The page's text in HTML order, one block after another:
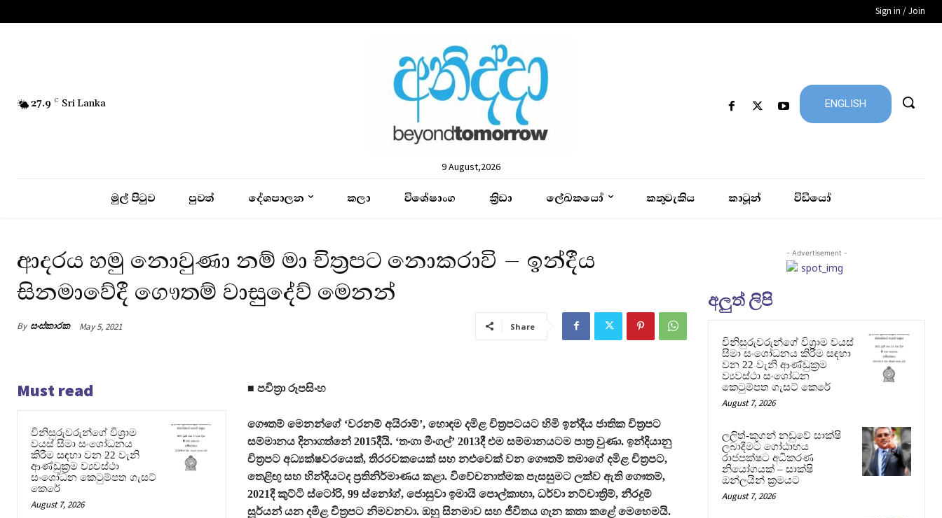
Sign in / Join
27.9 C Sri Lanka
9 August,2026
ENGLISH
මුල් පිටුව පුවත් දේශපාලන කලා විශේෂාංග ක්‍රිඩා ලේඛකයෝ කතුවැකිය කාටූන් විඩීයෝ
ආදරය හමු නොවුණා නම් මා චිත්‍රපට නොකරාවි – ඉන්දීය
සිනමාවේදී ගෞතම් වාසුදේව් මෙනන්
By සංස්කාරක May 5, 2021 Share
Must read
විනිසුරුවරුන්ගේ විශ්‍රාම
වයස් සීමා සංශෝධනය
කිරීම සඳහා වන 22 වැනි
ආණ්ඩුක්‍රම ව්‍යවස්ථා
සංශෝධන කෙටුම්පත ගැසට්
කෙරේ
August 7, 2026
■ පවිත්‍රා රූපසිංහ
ගෞතම් මෙනන්ගේ ‘වරනම් අයිරාම්’, හොඳම දමිළ චිත්‍රපටයට හිමි ඉන්දීය ජාතික චිත්‍රපට
සම්මානය දිනාගත්නේ 2015දීයි. ‘තංගා මීංගල්’ 2013දී එම සම්මානයටම පාත්‍ර වුණා. ඉන්දියානු
චිත්‍රපට අධ්‍යක්ෂවරයෙක්, තිරරචකයෙක් සහ නළුවෙක් වන ගෞතම් තමාගේ දමිළ චිත්‍රපට,
තෙළිඟු සහ හින්දියටද ප්‍රතිනිර්මාණය කළා. විවේචනාත්මක පැසසුමට ලක්ව ඇති ගෞතම්,
2021දී කුට්ටි ස්ටෝරි, 99 ස්නෝග්, ජොසුවා ඉමායි පොල්කාහා, ධර්වා නට්චාත්‍රිම්, නීරදුම්
සූර්යන් යන දමිළ චිත්‍රපට නිමවනවා. ඔහු සිනමාව සහ ජීවිතය ගැන කතා කළේ මෙහෙමයි.
- Advertisement -
අලුත් ලිපි
විනිසුරුවරුන්ගේ විශ්‍රාම වයස්
සීමා සංශෝධනය කිරීම සඳහා
වන 22 වැනි ආණ්ඩුක්‍රම
ව්‍යවස්ථා සංශෝධන
කෙටුම්පත ගැසට් කෙරේ
August 7, 2026
ලලිත්-කූගන් නඩුවේ සාක්ෂි
ලබාදීමට ගෝඨාභය
රාජපක්ෂට අධිකරණ
නියෝගයක් – සාක්ෂි
ඔන්ලයින් ක්‍රමයට
August 7, 2026